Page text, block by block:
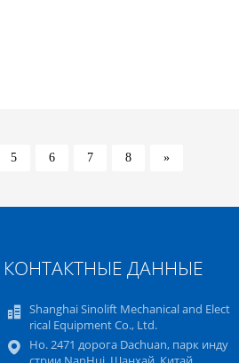
5 6 7 8 »
КОНТАКТНЫЕ ДАННЫЕ
Shanghai Sinolift Mechanical and Elect
rical Equipment Co., Ltd.
Но. 2471 дорога Dachuan, парк инду